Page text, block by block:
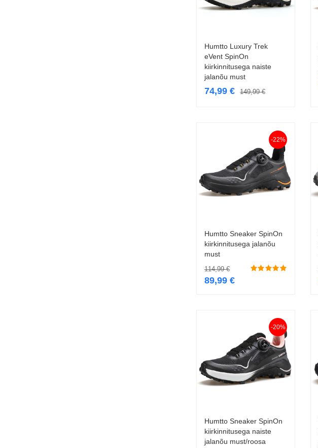
Vali
Humtto Luxury Trek
eVent SpinOn
kiirkinnitusega naiste
jalanõu must
149,99€
74,99 €
-22%
Vali
Humtto Sneaker SpinOn
kiirkinnitusega jalanõu
must
114,99€
89,99 €
-20%
Vali
Humtto Sneaker SpinOn
kiirkinnitusega naiste
jalanõu must/roosa